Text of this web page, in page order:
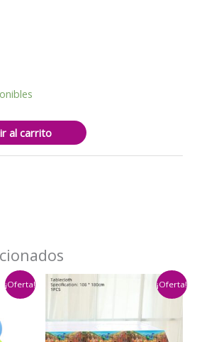
al carrito
¡Oferta! ¡Oferta!